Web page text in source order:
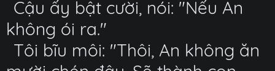
Cậu ấy bật cười, nói: "Nếu An
không ói ra."
Tôi bĩu môi: "Thôi, An không ăn